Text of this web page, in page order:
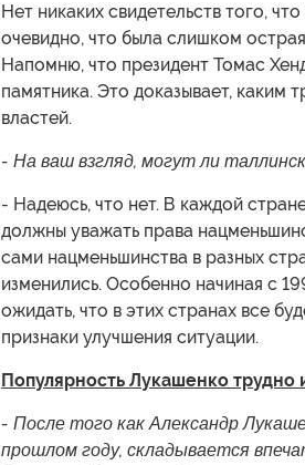
Нет никаких свидетельств того,
очевидно, что была слишком
Напомню, что президент Томас
памятника. Это доказывает, каким
властей.
- На ваш взгляд, могут ли
- Надеюсь, что нет. В каждой
должны уважать права
сами нацменьшинства в разных
изменились. Особенно начиная с
ожидать, что в этих странах все
признаки улучшения ситуации.
Популярность Лукашенко трудно
- После того как Александр
прошлом году, складывается